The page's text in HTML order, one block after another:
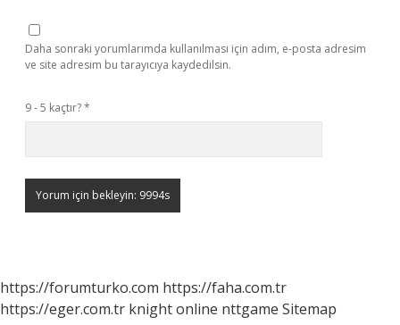
Daha sonraki yorumlarımda kullanılması için adım, e-posta adresim
ve site adresim bu tarayıcıya kaydedilsin.
9 - 5 kaçtır?*
https://forumturko.com https://faha.com.tr
https://eger.com.tr knight online nttgame Sitemap